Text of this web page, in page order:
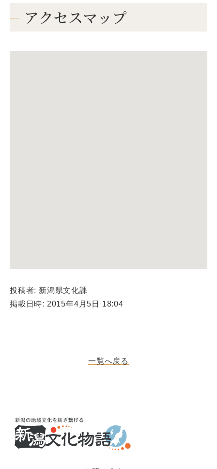
アクセスマップ
投稿者: 新潟県文化課
掲載日時: 2015年4月5日 18:04
一覧へ戻る